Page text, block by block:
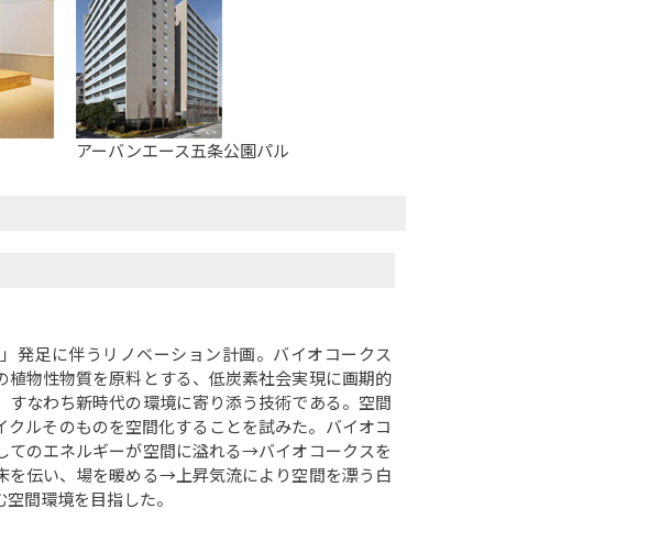
アーバンエース五条公園パル
発足に伴うリノベーション計画。バイオコークス
植物性物質を原料とする、低炭素社会実現に画期的
なわち新時代の環境に寄り添う技術である。空間
ルそのものを空間化することを試みた。バイオコ
のエネルギーが空間に溢れる→バイオコークスを
伝い、場を暖める→上昇気流により空間を漂う白
間環境を目指した。